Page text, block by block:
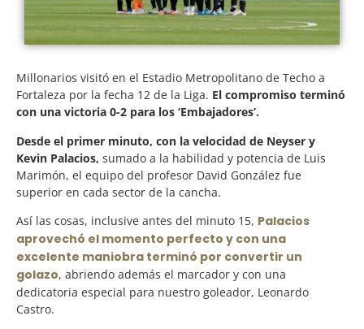
Millonarios visitó en el Estadio Metropolitano de Techo a
Fortaleza por la fecha 12 de la Liga. El compromiso terminó
con una victoria 0-2 para los ‘Embajadores’.
Desde el primer minuto, con la velocidad de Neyser y
Kevin Palacios, sumado a la habilidad y potencia de Luis
Marimón, el equipo del profesor David González fue
superior en cada sector de la cancha.
Así las cosas, inclusive antes del minuto 15, Palacios
aprovechó el momento perfecto y con una
excelente maniobra terminó por convertir un
golazo, abriendo además el marcador y con una
dedicatoria especial para nuestro goleador, Leonardo
Castro.